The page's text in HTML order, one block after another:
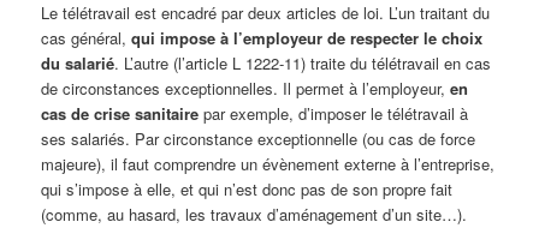
Le télétravail est encadré par deux articles de loi. L’un traitant du
cas général,qui impose à l’employeur de respecter le choix
du salarié. L’autre (l’article L 1222-11) traite du télétravail en cas
de circonstances exceptionnelles. Il permet à l’employeur,en
cas de crise sanitaire par exemple, d’imposer le télétravail à
ses salariés. Par circonstance exceptionnelle (ou cas de force
majeure), il faut comprendre un évènement externe à l’entreprise,
qui s’impose à elle, et qui n’est donc pas de son propre fait
(comme, au hasard, les travaux d’aménagement d’un site…).